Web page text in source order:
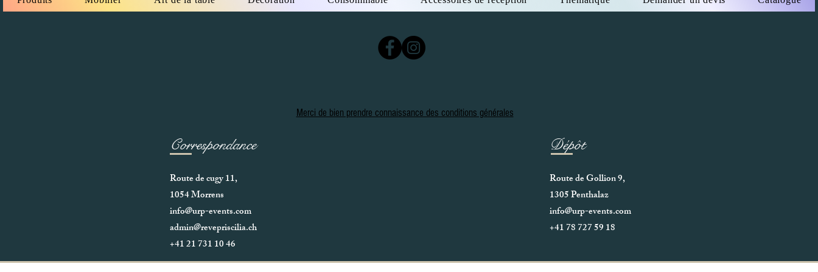
Merci de bien prendre connaissance des conditions générales
Correspondance
Route de cugy 11,
1054 Morrens
info@urp-events.com
admin@revepriscilia.ch
+41 21 731 10 46
Dépôt
Route de Gollion 9,
1305 Penthalaz
info@urp-events.com
+41 78 727 59 18